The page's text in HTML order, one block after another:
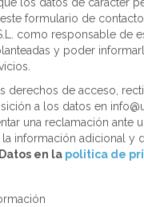
los datos de carácter
formulario de
como responsable de
y poder
derechos de acceso,
a los datos en
una reclamación ante
la información adicional y
en la politica de